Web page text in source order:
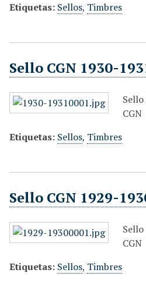
Etiquetas: Sellos, Timbres
Sello CGN 1930-
CGN
Etiquetas: Sellos, Timbres
Sello CGN 1929-
CGN
Etiquetas: Sellos, Timbres